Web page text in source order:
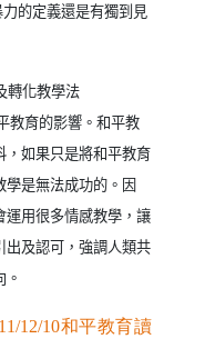
的定義還是有獨到見
轉化教學法
教育的影響。和平教
，如果只是將和平教育
學是無法成功的。因
運用很多情感教學，讓
出及認可，強調人類共